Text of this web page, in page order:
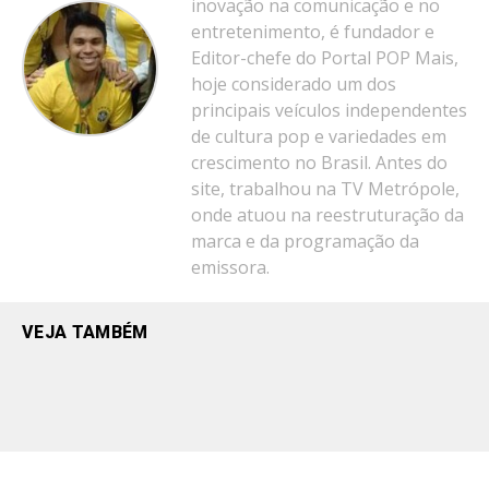
inovação na comunicação e no
entretenimento, é fundador e
Editor-chefe do Portal POP Mais,
hoje considerado um dos
principais veículos independentes
de cultura pop e variedades em
crescimento no Brasil. Antes do
site, trabalhou na TV Metrópole,
onde atuou na reestruturação da
marca e da programação da
emissora.
VEJA TAMBÉM